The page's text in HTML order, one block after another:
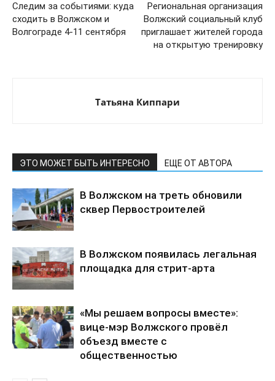
Следим за событиями: куда
сходить в Волжском и
Волгограде 4-11 сентября
Региональная организация
Волжский социальный клуб
приглашает жителей города
на открытую тренировку
Татьяна Киппари
ЭТО МОЖЕТ БЫТЬ ИНТЕРЕСНО ЕЩЕ ОТ АВТОРА
В Волжском на треть обновили
сквер Первостроителей
В Волжском появилась легальная
площадка для стрит-арта
«Мы решаем вопросы вместе»:
вице-мэр Волжского провёл
объезд вместе с
общественностью